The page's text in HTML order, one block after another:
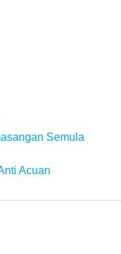
Semula
Acuan